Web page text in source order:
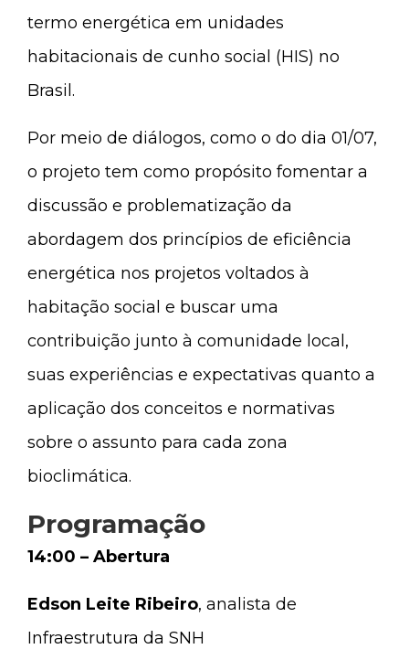
termo energética em unidades
habitacionais de cunho social (HIS) no
Brasil.
Por meio de diálogos, como o do dia 01/07,
o projeto tem como propósito fomentar a
discussão e problematização da
abordagem dos princípios de eficiência
energética nos projetos voltados à
habitação social e buscar uma
contribuição junto à comunidade local,
suas experiências e expectativas quanto a
aplicação dos conceitos e normativas
sobre o assunto para cada zona
bioclimática.
Programação
14:00 – Abertura
Edson Leite Ribeiro, analista de
Infraestrutura da SNH